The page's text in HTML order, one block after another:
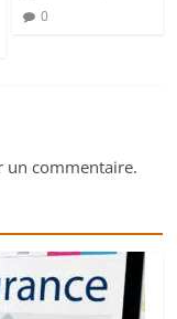
0
un commentaire.